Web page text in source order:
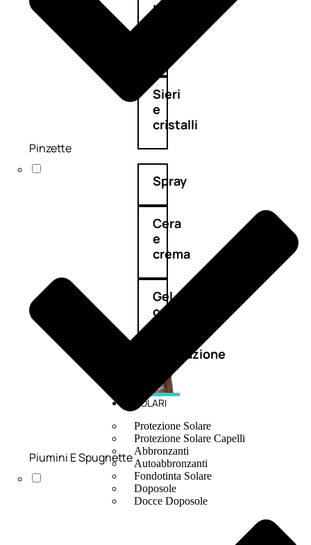
Lozioni
Sieri
e
cristalli
Spray
Cera
e
crema
Gel
capelli
Colorazione
SOLARI
Protezione Solare
Protezione Solare Capelli
Abbronzanti
Autoabbronzanti
Fondotinta Solare
Doposole
Docce Doposole
Pinzette
Piumini E Spugnette